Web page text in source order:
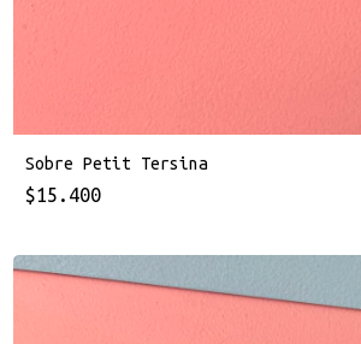
Sobre Petit Tersina
$15.400